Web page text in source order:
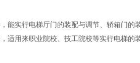
实行电梯厅门的装配与调节、轿箱门的
用来职业院校、技工院校等实行电梯的